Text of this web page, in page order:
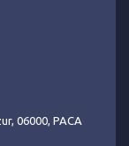
06000, PACA